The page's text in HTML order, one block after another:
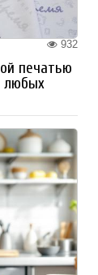
932
печатью
любых